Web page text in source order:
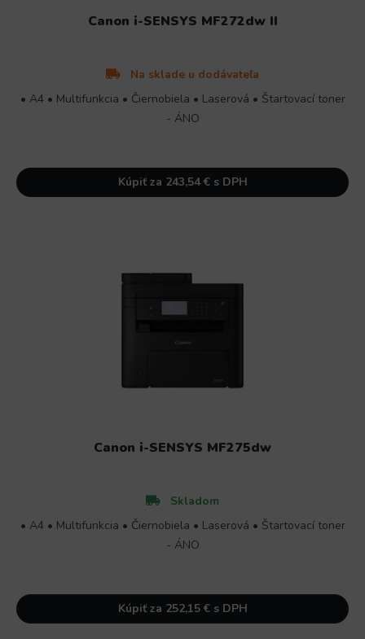
Canon i-SENSYS MF272dw II
Na sklade u dodávateľa
• A4 • Multifunkcia • Čiernobiela • Laserová • Štartovací toner
- ÁNO
Kúpiť za 243,54 € s DPH
Canon i-SENSYS MF275dw
Skladom
• A4 • Multifunkcia • Čiernobiela • Laserová • Štartovací toner
- ÁNO
Kúpiť za 252,15 € s DPH